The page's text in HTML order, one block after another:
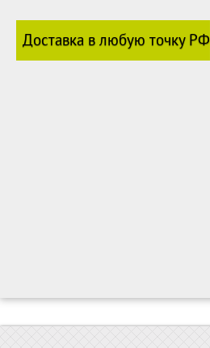
Доставка в любую точку РФ